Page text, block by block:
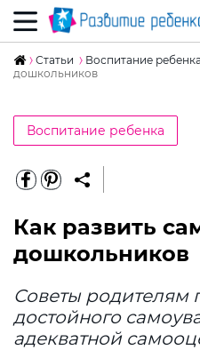
Статьи Воспитание ребенка
дошкольников
Воспитание ребенка
Как развить
дошкольников
Советы родителям
достойного
адекватной